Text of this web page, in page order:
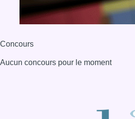
Concours
Aucun concours pour le moment